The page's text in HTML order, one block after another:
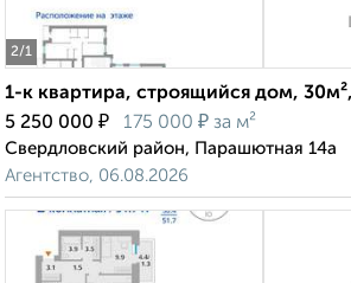
2/1
1-к квартира, строящийся дом,
5 250 000 ₽ 175 000 ₽ за м²
Свердловский район, Парашютная 14а
Агентство, 06.08.2026